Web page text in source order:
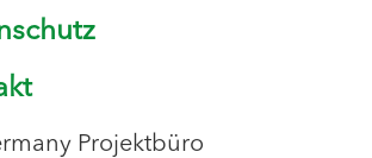
Projektbüro